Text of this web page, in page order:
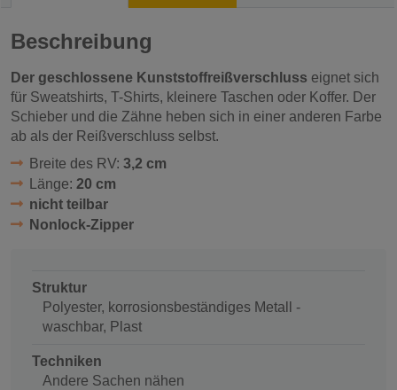
Beschreibung
Der geschlossene Kunststoffreißverschluss eignet sich
für Sweatshirts, T-Shirts, kleinere Taschen oder Koffer. Der
Schieber und die Zähne heben sich in einer anderen Farbe
ab als der Reißverschluss selbst.
Breite des RV: 3,2 cm
Länge: 20 cm
nicht teilbar
Nonlock-Zipper
Struktur
Polyester, korrosionsbeständiges Metall -
waschbar, Plast
Techniken
Andere Sachen nähen